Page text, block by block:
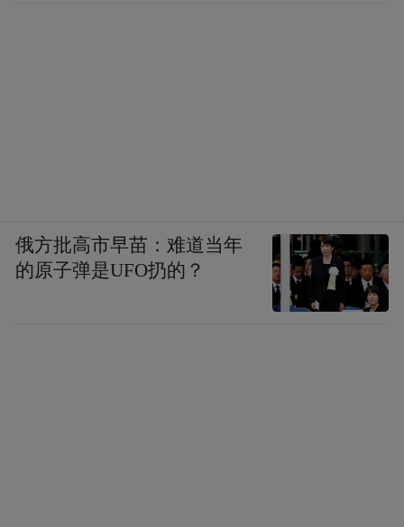
俄方批高市早苗：难道当年
的原子弹是UFO扔的？